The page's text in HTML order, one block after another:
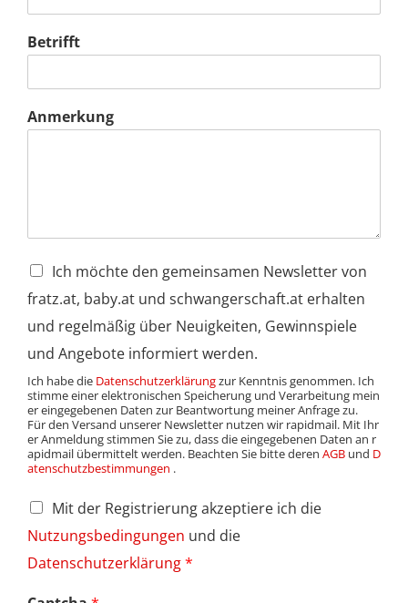
Betrifft
Anmerkung
Ich möchte den gemeinsamen Newsletter von
fratz.at, baby.at und schwangerschaft.at erhalten
und regelmäßig über Neuigkeiten, Gewinnspiele
und Angebote informiert werden.
Ich habe die Datenschutzerklärungzur Kenntnis genommen. Ich
stimme einer elektronischen Speicherung und Verarbeitung mein
er eingegebenen Daten zur Beantwortung meiner Anfrage zu.
Für den Versand unserer Newsletter nutzen wir rapidmail. Mit Ihr
er Anmeldung stimmen Sie zu, dass die eingegebenen Daten an r
apidmail übermittelt werden. Beachten Sie bitte deren AGB und D
atenschutzbestimmungen .
Mit der Registrierung akzeptiere ich die
Nutzungsbedingungen und die
Datenschutzerklärung*